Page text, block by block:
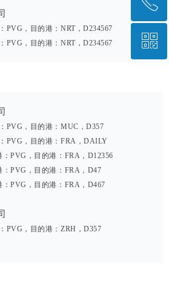
PVG，目的港：NRT，D234567
PVG，目的港：NRT，D234567
PVG，目的港：MUC，D357
PVG，目的港：FRA，DAILY
PVG，目的港：FRA，D12356
PVG，目的港：FRA，D47
PVG，目的港：FRA，D467
PVG，目的港：ZRH，D357
13401048469
ꀥ